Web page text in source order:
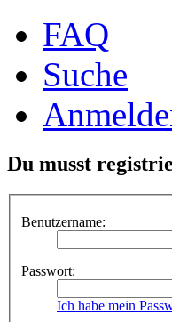
FAQ
Suche
Du musst
Benutzername:
Passwort:
Ich habe mein